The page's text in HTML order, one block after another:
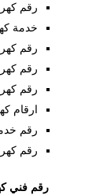
رقم
خدمة
رقم
رقم
رقم
ارقام
رقم
رقم
رقم فني